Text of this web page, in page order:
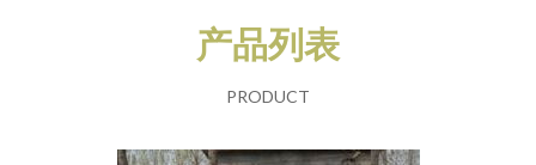
产品列表
PRODUCT